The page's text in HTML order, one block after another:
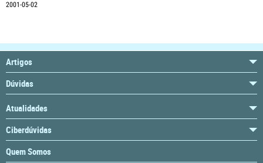
2001-05-02
Artigos
Dúvidas
Atualidades
Ciberdúvidas
Quem Somos